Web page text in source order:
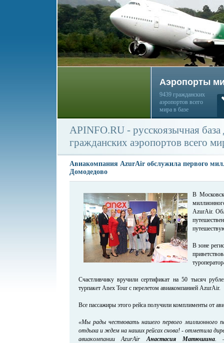
Аэропорты
9439 гражданских
аэропортов всего
мира в базе
APINFO.RU - русскоязычная
гражданских аэропортов всего
Авиакомпания AzurAir обслужила первого
Домодедово
В
AzurAir.
В зоне
Счастливчику вручили сертификат на 50 тысяч
турпакет Anex Tour с перелетом авиакомпанией AzurAir.
Все пассажиры этого рейса получили комплименты от
«Мы рады чествовать нашего первого миллионного
отдыха и ждем на наших рейсах снова! - отметила
авиакомпании AzurAir Анастасия Матюшина. –